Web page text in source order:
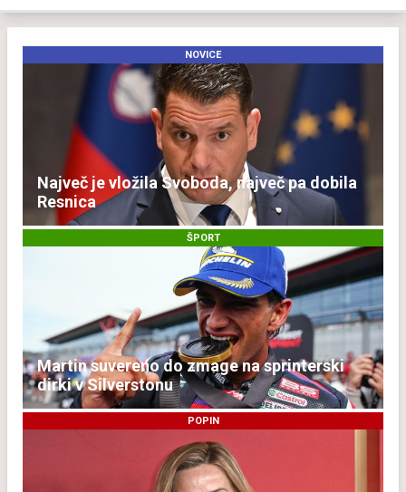
NOVICE
Največ je vložila Svoboda, največ pa dobila
Resnica
ŠPORT
Martin suvereno do zmage na sprinterski
dirki v Silverstonu
POPIN